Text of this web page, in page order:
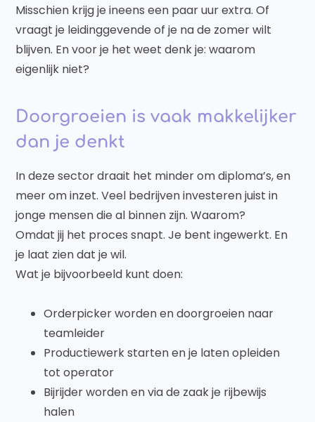
Misschien krijg je ineens een paar uur extra. Of
vraagt je leidinggevende of je na de zomer wilt
blijven. En voor je het weet denk je: waarom
eigenlijk niet?
Doorgroeien is vaak makkelijker
dan je denkt
In deze sector draait het minder om diploma’s, en
meer om inzet. Veel bedrijven investeren juist in
jonge mensen die al binnen zijn. Waarom?
Omdat jij het proces snapt. Je bent ingewerkt. En
je laat zien dat je wil.
Wat je bijvoorbeeld kunt doen:
Orderpicker worden en doorgroeien naar
teamleider
Productiewerk starten en je laten opleiden
tot operator
Bijrijder worden en via de zaak je rijbewijs
halen